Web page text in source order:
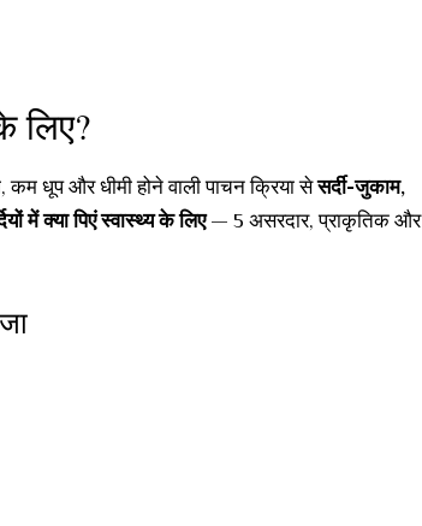
लिए?
कम धूप और धीमी होने वाली पाचन क्रिया सेसर्दी-जुकाम,
में क्या पिएं स्वास्थ्य के लिए— 5 असरदार, प्राकृतिक और